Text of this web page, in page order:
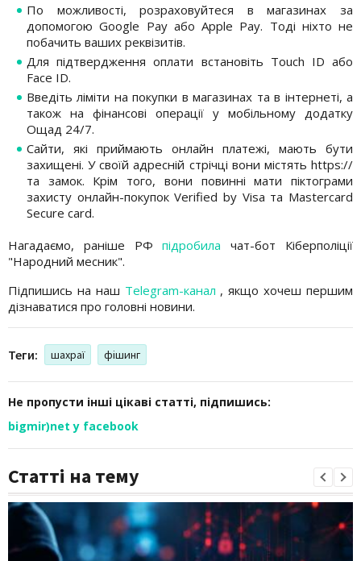
По можливості, розраховуйтеся в магазинах за
допомогою Google Pay або Apple Pay. Тоді ніхто не
побачить ваших реквізитів.
Для підтвердження оплати встановіть Touch ID або
Face ID.
Введіть ліміти на покупки в магазинах та в інтернеті, а
також на фінансові операції у мобільному додатку
Ощад 24/7.
Сайти, які приймають онлайн платежі, мають бути
захищені. У своїй адресній стрічці вони містять https://
та замок. Крім того, вони повинні мати піктограми
захисту онлайн-покупок Verified by Visa та Mastercard
Secure card.
Нагадаємо, раніше РФпідробила чат-бот Кіберполіції
"Народний месник".
Підпишись на наш Telegram-канал , якщо хочеш першим
дізнаватися про головні новини.
Теги: шахраї фішинг
Не пропусти інші цікаві статті, підпишись:
bigmir)net у facebook
Статті на тему